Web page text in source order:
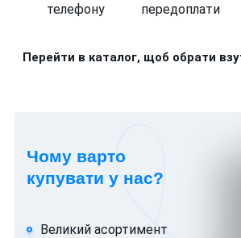
телефону
передоплати
Перейти в каталог, щоб обрати
Чому варто
купувати у нас?
Великий асортимент